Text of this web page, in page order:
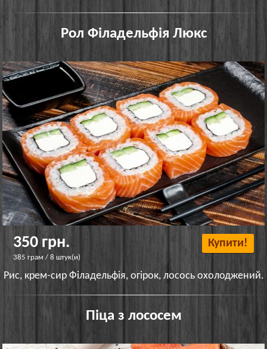
Рол Філадельфія Люкс
350 грн.
385 грам / 8 штук(и)
Купити!
Рис, крем-сир Філадельфія, огірок, лосось охолоджений.
Піца з лососем